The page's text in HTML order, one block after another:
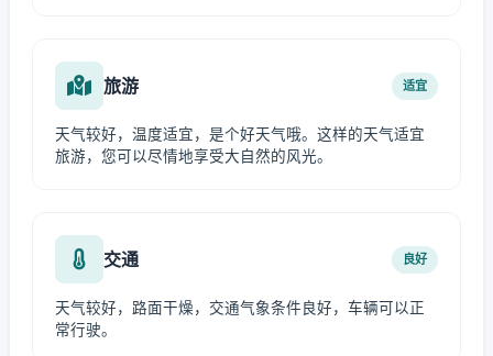
旅游 适宜
天气较好，温度适宜，是个好天气哦。这样的天气适宜
旅游，您可以尽情地享受大自然的风光。
交通 良好
天气较好，路面干燥，交通气象条件良好，车辆可以正
常行驶。